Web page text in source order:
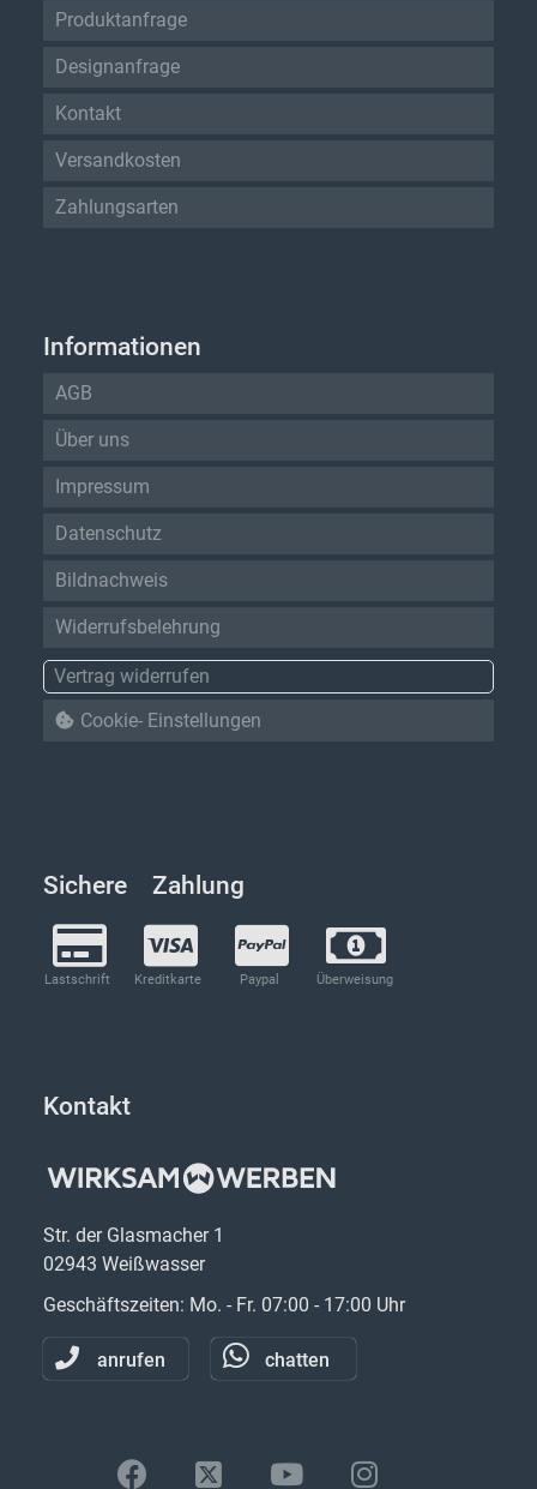
Sichere Zahlung
Lastschrift Kreditkarte Paypal Überweisung
Produktanfrage
Designanfrage
Kontakt
Versandkosten
Zahlungsarten
Informationen
AGB
Über uns
Impressum
Datenschutz
Bildnachweis
Widerrufsbelehrung
Vertrag widerrufen
Cookie- Einstellungen
Kontakt
Str. der Glasmacher 1
02943 Weißwasser
Geschäftszeiten: Mo. - Fr. 07:00 - 17:00 Uhr
anrufen chatten